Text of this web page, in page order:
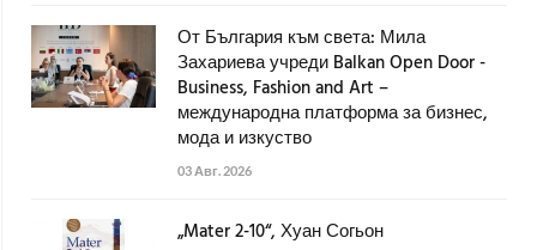
От България към света: Мила
Захариева учреди Balkan Open Door -
Business, Fashion and Art –
международна платформа за бизнес,
мода и изкуство
03 Авг. 2026
„Mater 2-10“, Хуан Согьон